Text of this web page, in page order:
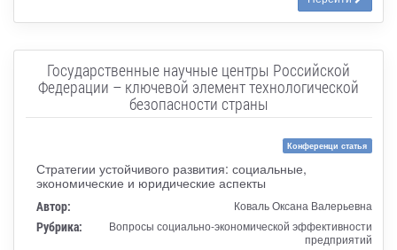
Государственные научные центры Российской
Федерации – ключевой элемент технологической
безопасности страны
Конференци статья
Стратегии устойчивого развития: социальные,
экономические и юридические аспекты
Автор: Коваль Оксана Валерьевна
Рубрика:
Вопросы социально-экономической эффективности
предприятий